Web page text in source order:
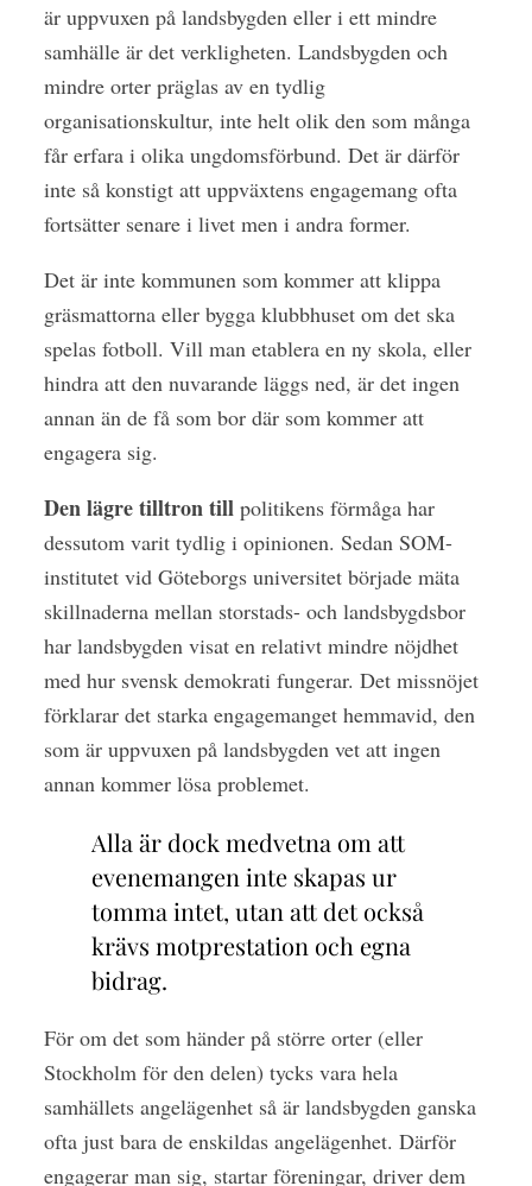
är uppvuxen på landsbygden eller i ett mindre
samhälle är det verkligheten. Landsbygden och
mindre orter präglas av en tydlig
organisationskultur, inte helt olik den som många
får erfara i olika ungdomsförbund. Det är därför
inte så konstigt att uppväxtens engagemang ofta
fortsätter senare i livet men i andra former.
Det är inte kommunen som kommer att klippa
gräsmattorna eller bygga klubbhuset om det ska
spelas fotboll. Vill man etablera en ny skola, eller
hindra att den nuvarande läggs ned, är det ingen
annan än de få som bor där som kommer att
engagera sig.
Den lägre tilltron till politikens förmåga har
dessutom varit tydlig i opinionen. Sedan SOM-
institutet vid Göteborgs universitet började mäta
skillnaderna mellan storstads- och landsbygdsbor
har landsbygden visat en relativt mindre nöjdhet
med hur svensk demokrati fungerar. Det missnöjet
förklarar det starka engagemanget hemmavid, den
som är uppvuxen på landsbygden vet att ingen
annan kommer lösa problemet.
Alla är dock medvetna om att
evenemangen inte skapas ur
tomma intet, utan att det också
krävs motprestation och egna
bidrag.
För om det som händer på större orter (eller
Stockholm för den delen) tycks vara hela
samhällets angelägenhet så är landsbygden ganska
ofta just bara de enskildas angelägenhet. Därför
engagerar man sig, startar föreningar, driver dem